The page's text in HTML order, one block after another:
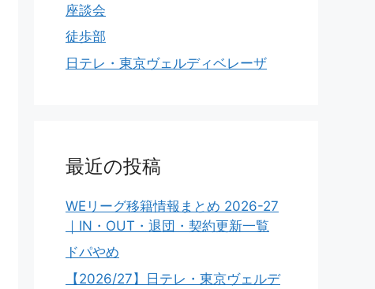
座談会
徒歩部
日テレ・東京ヴェルディベレーザ
最近の投稿
WEリーグ移籍情報まとめ 2026-27
｜IN・OUT・退団・契約更新一覧
ドパやめ
【2026/27】日テレ・東京ヴェルデ